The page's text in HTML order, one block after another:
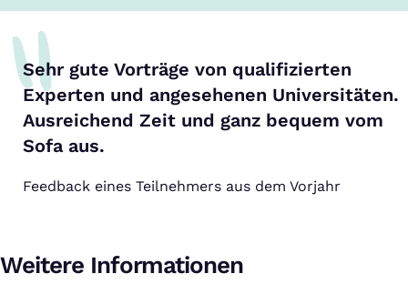
Sehr gute Vorträge von qualifizierten
Experten und angesehenen Universitäten.
Ausreichend Zeit und ganz bequem vom
Sofa aus.
Feedback eines Teilnehmers aus dem Vorjahr
Weitere Informationen